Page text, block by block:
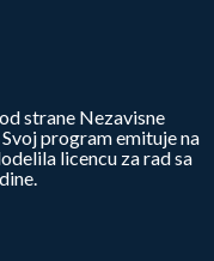
strane Nezavisne
program emituje na
licencu za rad sa